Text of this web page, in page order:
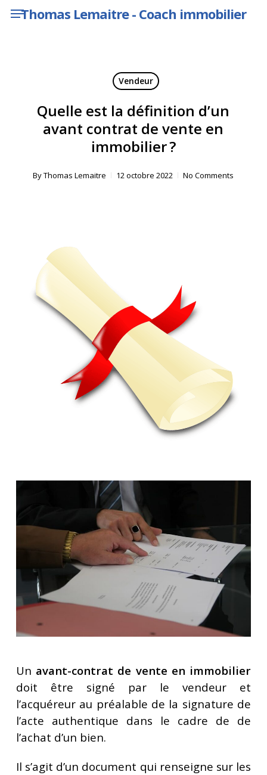
Skip Thomas Lemaitre - Coach immobilier
Menu
Vendeur
Quelle est la définition d’un
avant contrat de vente en
immobilier ?
ByThomas Lemaitre 12 octobre 2022 No Comments
Un avant-contrat de vente en immobilier
doit être signé par le vendeur et
l’acquéreur au préalable de la signature de
l’acte authentique dans le cadre de de
l’achat d’un bien.
Il s’agit d’un document qui renseigne sur les